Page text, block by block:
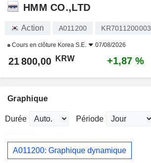
HMM CO.,LTD
Action A011200 KR7011200003
Cours en clôture Korea S.E. 07/08/2026
21 800,00 KRW +1,87 %
Graphique
Durée Période
A011200: Graphique dynamique